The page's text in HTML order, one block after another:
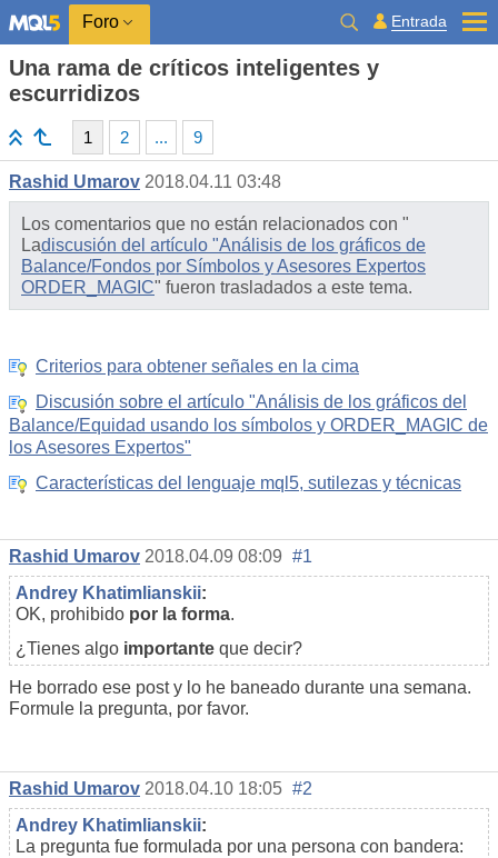
Foro Entrada
Una rama de críticos inteligentes y
escurridizos
1 2 ... 9
Rashid Umarov 2018.04.11 03:48
Los comentarios que no están relacionados con "
Ladiscusión del artículo "Análisis de los gráficos de
Balance/Fondos por Símbolos y Asesores Expertos
ORDER_MAGIC" fueron trasladados a este tema.
Criterios para obtener señales en la cima
Discusión sobre el artículo "Análisis de los gráficos del
Balance/Equidad usando los símbolos y ORDER_MAGIC de
los Asesores Expertos"
Características del lenguaje mql5, sutilezas y técnicas
Rashid Umarov 2018.04.09 08:09 #1
Andrey Khatimlianskii:
OK, prohibido por la forma.
¿Tienes algo importante que decir?
He borrado ese post y lo he baneado durante una semana.
Formule la pregunta, por favor.
Rashid Umarov 2018.04.10 18:05 #2
Andrey Khatimlianskii:
La pregunta fue formulada por una persona con bandera: